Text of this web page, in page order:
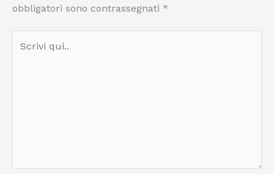
obbligatori sono contrassegnati *
qui..